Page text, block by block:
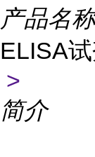
产品名称
ELISA
>
简介